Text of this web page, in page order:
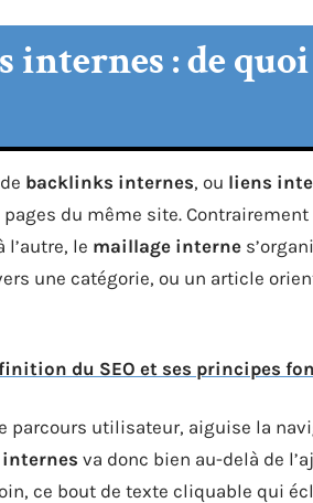
internes : de
backlinks internes, ou liens
du même site. Contrairement
l’autre, le maillage interne
une catégorie, ou un article
du SEO et ses principes
parcours utilisateur, aiguise la
va donc bien au-delà de
ce bout de texte cliquable qui